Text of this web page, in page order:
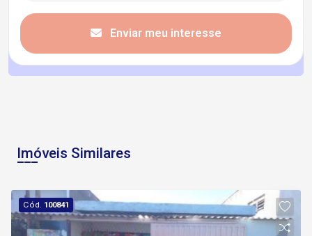
Enviar meu interesse
Imóveis Similares
Cód. 100841